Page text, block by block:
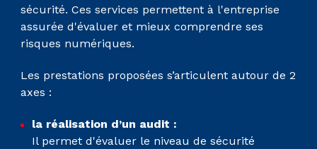
sécurité. Ces services permettent à l'entreprise
assurée d'évaluer et mieux comprendre ses
risques numériques.
Les prestations proposées s’articulent autour de 2
axes :
la réalisation d’un audit :
Il permet d'évaluer le niveau de sécurité